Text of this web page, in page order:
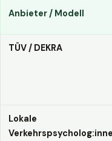
Anbieter / Modell
TÜV / DEKRA
Lokale